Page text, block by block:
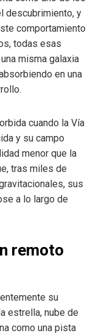
descubrimiento, y
comportamiento
todas esas
misma galaxia
en una
cuando la Vía
y su campo
menor que la
tras miles de
sus
a lo largo de
remoto
su
estrella, nube de
como una pista